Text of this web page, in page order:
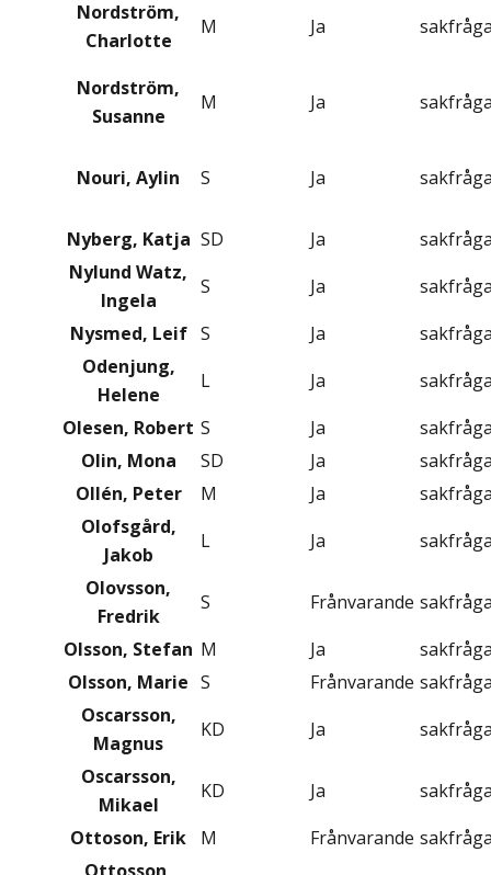
Nordström,
Charlotte
M Ja
Nordström,
Susanne
M Ja
Nouri, Aylin S Ja
Nyberg, Katja SD Ja
Nylund Watz,
Ingela
S Ja
Nysmed, Leif S Ja
Odenjung,
Helene
L Ja
Olesen, Robert S Ja
Olin, Mona
SD Ja
Ollén, Peter
M Ja
Olofsgård,
Jakob
L Ja
Olovsson,
Fredrik
S Frånvarande
Olsson, Stefan M Ja
Olsson, Marie S Frånvarande
Oscarsson,
Magnus
KD Ja
Oscarsson,
Mikael
KD Ja
Ottoson, Erik
M Frånvarande